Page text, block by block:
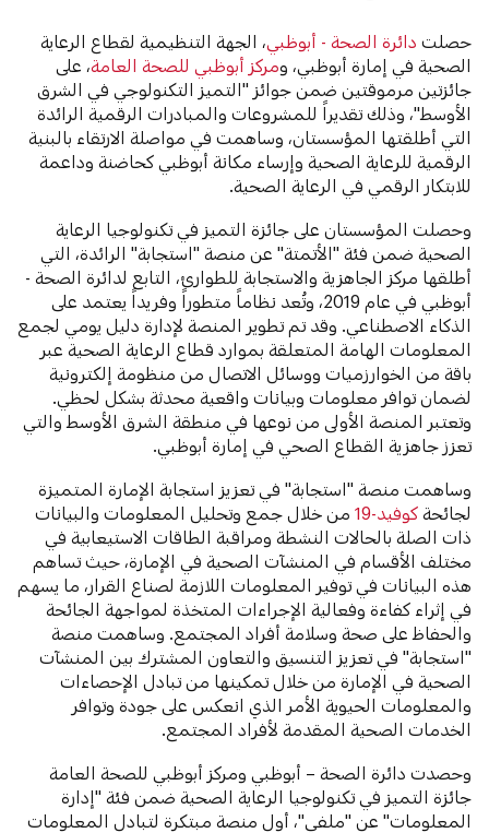
حصلت دائرة الصحة - أبوظبي، الجهة التنظيمية لقطاع الرعاية
الصحية في إمارة أبوظبي، ومركز أبوظبي للصحة العامة، على
جائزتين مرموقتين ضمن جوائز "التميز التكنولوجي في الشرق
الأوسط"، وذلك تقديراً للمشروعات والمبادرات الرقمية الرائدة
التي أطلقتها المؤسستان، وساهمت في مواصلة الارتقاء بالبنية
الرقمية للرعاية الصحية وإرساء مكانة أبوظبي كحاضنة وداعمة
للابتكار الرقمي في الرعاية الصحية.
وحصلت المؤسستان على جائزة التميز في تكنولوجيا الرعاية
الصحية ضمن فئة "الأتمتة" عن منصة "استجابة" الرائدة، التي
أطلقها مركز الجاهزية والاستجابة للطوارئ، التابع لدائرة الصحة -
أبوظبي في عام 2019، وتُعد نظاماً متطوراً وفريداً يعتمد على
الذكاء الاصطناعي. وقد تم تطوير المنصة لإدارة دليل يومي لجمع
المعلومات الهامة المتعلقة بموارد قطاع الرعاية الصحية عبر
باقة من الخوارزميات ووسائل الاتصال من منظومة إلكترونية
لضمان توافر معلومات وبيانات واقعية محدثة بشكل لحظي.
وتعتبر المنصة الأولى من نوعها في منطقة الشرق الأوسط والتي
تعزز جاهزية القطاع الصحي في إمارة أبوظبي.
وساهمت منصة "استجابة" في تعزيز استجابة الإمارة المتميزة
لجائحة كوفيد-19
من خلال جمع وتحليل المعلومات والبيانات
ذات الصلة بالحالات النشطة ومراقبة الطاقات الاستيعابية في
مختلف الأقسام في المنشآت الصحية في الإمارة، حيث تساهم
هذه البيانات في توفير المعلومات اللازمة لصناع القرار، ما يسهم
في إثراء كفاءة وفعالية الإجراءات المتخذة لمواجهة الجائحة
والحفاظ على صحة وسلامة أفراد المجتمع. وساهمت منصة
"استجابة" في تعزيز التنسيق والتعاون المشترك بين المنشآت
الصحية في الإمارة من خلال تمكينها من تبادل الإحصاءات
والمعلومات الحيوية الأمر الذي انعكس على جودة وتوافر
الخدمات الصحية المقدمة لأفراد المجتمع.
وحصدت دائرة الصحة – أبوظبي ومركز أبوظبي للصحة العامة
جائزة التميز في تكنولوجيا الرعاية الصحية ضمن فئة "إدارة
المعلومات" عن "ملفي"، أول منصة مبتكرة لتبادل المعلومات